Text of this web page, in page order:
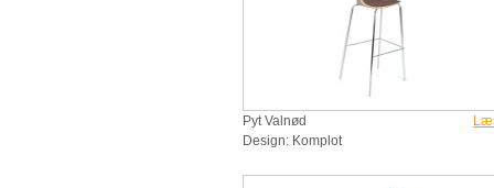
Pyt Valnød
Design: Komplot